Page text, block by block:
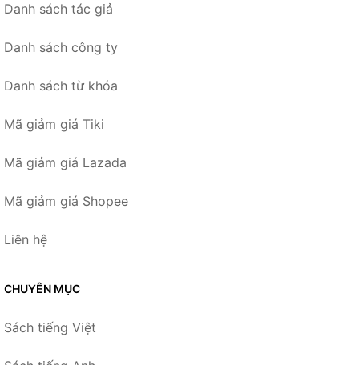
Danh sách tác giả
Danh sách công ty
Danh sách từ khóa
Mã giảm giá Tiki
Mã giảm giá Lazada
Mã giảm giá Shopee
Liên hệ
CHUYÊN MỤC
Sách tiếng Việt